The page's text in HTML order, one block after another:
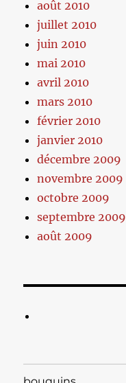
août 2010
juillet 2010
juin 2010
mai 2010
avril 2010
mars 2010
février 2010
janvier 2010
décembre 2009
novembre 2009
octobre 2009
septembre 2009
août 2009